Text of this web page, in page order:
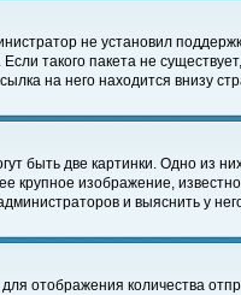
не установил
такого пакета не
на него находится внизу
быть две картинки. Одно из
изображение,
и выяснить у
отображения количества